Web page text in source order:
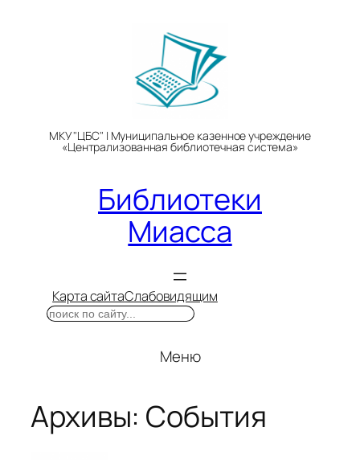
МКУ "ЦБС" | Муниципальное казенное учреждение
«Централизованная библиотечная система»
Библиотеки
Миасса
Карта сайтаСлабовидящим
Поиск
Меню
Архивы: События